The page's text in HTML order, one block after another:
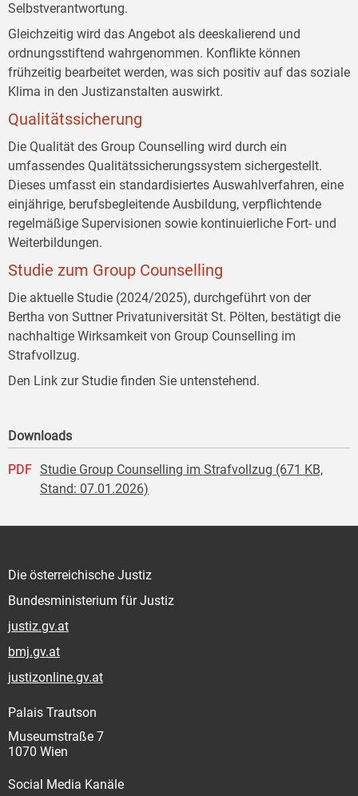
Selbstverantwortung.
Gleichzeitig wird das Angebot als deeskalierend und
ordnungsstiftend wahrgenommen. Konflikte können
frühzeitig bearbeitet werden, was sich positiv auf das soziale
Klima in den Justizanstalten auswirkt.
Qualitätssicherung
Die Qualität des Group Counselling wird durch ein
umfassendes Qualitätssicherungssystem sichergestellt.
Dieses umfasst ein standardisiertes Auswahlverfahren, eine
einjährige, berufsbegleitende Ausbildung, verpflichtende
regelmäßige Supervisionen sowie kontinuierliche Fort- und
Weiterbildungen.
Studie zum Group Counselling
Die aktuelle Studie (2024/2025), durchgeführt von der
Bertha von Suttner Privatuniversität St. Pölten, bestätigt die
nachhaltige Wirksamkeit von Group Counselling im
Strafvollzug.
Den Link zur Studie finden Sie untenstehend.
Downloads
PDF Studie Group Counselling im Strafvollzug (671 KB,
Stand: 07.01.2026)
Die österreichische Justiz
Bundesministerium für Justiz
justiz.gv.at
bmj.gv.at
justizonline.gv.at
Palais Trautson
Museumstraße 7
1070 Wien
Social Media Kanäle